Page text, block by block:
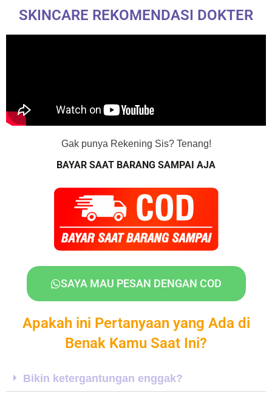
SKINCARE REKOMENDASI DOKTER
Gak punya Rekening Sis? Tenang!
BAYAR SAAT BARANG SAMPAI AJA
SAYA MAU PESAN DENGAN COD
Apakah ini Pertanyaan yang Ada di
Benak Kamu Saat Ini?
Bikin ketergantungan enggak?